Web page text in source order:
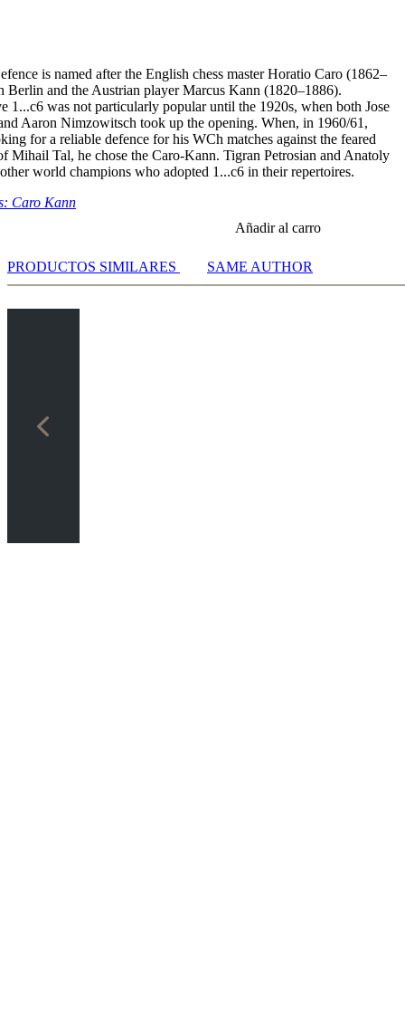
is named after the English chess master Horatio Caro (1862–
Berlin and the Austrian player Marcus Kann (1820–1886).
1...c6 was not particularly popular until the 1920s, when both Jose
Aaron Nimzowitsch took up the opening. When, in 1960/61,
for a reliable defence for his WCh matches against the feared
Mihail Tal, he chose the Caro-Kann. Tigran Petrosian and Anatoly
world champions who adopted 1...c6 in their repertoires.
Caro Kann
Añadir al carro
PRODUCTOS SIMILARES SAME AUTHOR